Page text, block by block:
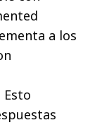
a los